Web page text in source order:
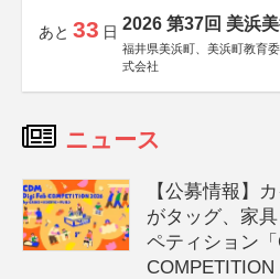
あと 33 日 2026 第37回 美浜
福井県美浜町、美浜町教育
式会社
ニュース
【公募情報】
がタッグ、家
ペティション